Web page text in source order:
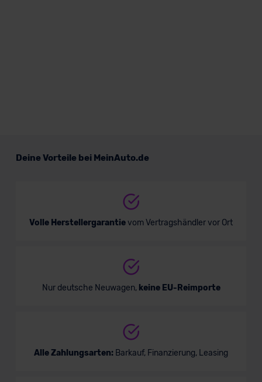
Deine Vorteile bei MeinAuto.de
Volle Herstellergarantievom Vertragshändler vor Ort
Nur deutsche Neuwagen, keine EU-Reimporte
Alle Zahlungsarten: Barkauf, Finanzierung, Leasing